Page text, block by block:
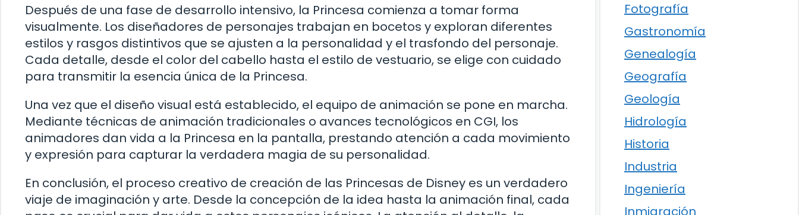
Después de una fase de desarrollo intensivo, la Princesa comienza a tomar forma
visualmente. Los diseñadores de personajes trabajan en bocetos y exploran diferentes
estilos y rasgos distintivos que se ajusten a la personalidad y el trasfondo del personaje.
Cada detalle, desde el color del cabello hasta el estilo de vestuario, se elige con cuidado
para transmitir la esencia única de la Princesa.
Una vez que el diseño visual está establecido, el equipo de animación se pone en marcha.
Mediante técnicas de animación tradicionales o avances tecnológicos en CGI, los
animadores dan vida a la Princesa en la pantalla, prestando atención a cada movimiento
y expresión para capturar la verdadera magia de su personalidad.
En conclusión, el proceso creativo de creación de las Princesas de Disney es un verdadero
viaje de imaginación y arte. Desde la concepción de la idea hasta la animación final, cada
Fotografía
Gastronomía
Genealogía
Geografía
Geología
Hidrología
Historia
Industria
Ingeniería
Inmigración